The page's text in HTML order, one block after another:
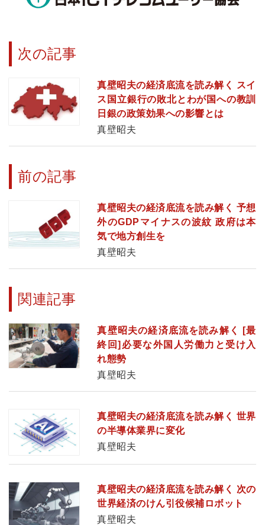
次の記事
真壁昭夫の経済底流を読み解く スイ
ス国立銀行の敗北とわが国への教訓
日銀の政策効果への影響とは
真壁昭夫
前の記事
真壁昭夫の経済底流を読み解く 予想
外のGDPマイナスの波紋 政府は本
気で地方創生を
真壁昭夫
関連記事
真壁昭夫の経済底流を読み解く [最
終回]必要な外国人労働力と受け入
れ態勢
真壁昭夫
真壁昭夫の経済底流を読み解く 世界
の半導体業界に変化
真壁昭夫
真壁昭夫の経済底流を読み解く 次の
世界経済のけん引役候補ロボット
真壁昭夫